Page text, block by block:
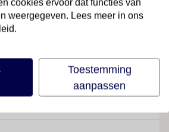
verblijf. In het hotel is Wi-Fi
beschikt over verschillende
een lift. Naast een
andere winkels voorhanden. Op
bevinden zich een mooie
Tot de overige
cookies ervoor dat functies van
weergegeven. Lees meer in ons
Toestemming
aanpassen